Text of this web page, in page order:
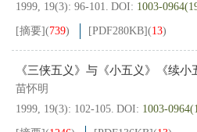
1999, 19(3): 96-101. DOI: 1003-
[摘要](739) [PDF280KB](13)
《三侠五义》与《小五义》《续小
苗怀明
1999, 19(3): 102-105. DOI: 1003-